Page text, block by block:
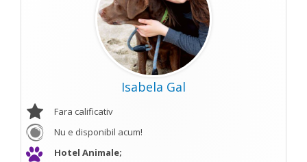
Isabela Gal
Fara calificativ
Nu e disponibil acum!
Hotel Animale;